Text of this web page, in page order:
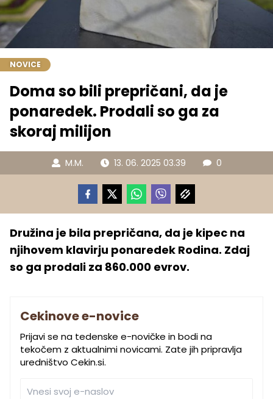
NOVICE
Doma so bili prepričani, da je
ponaredek. Prodali so ga za
skoraj milijon
M.M. 13. 06. 2025 03.39 0
Družina je bila prepričana, da je kipec na
njihovem klavirju ponaredek Rodina. Zdaj
so ga prodali za 860.000 evrov.
Cekinove e-novice
Prijavi se na tedenske e-novičke in bodi na
tekočem z aktualnimi novicami. Zate jih pripravlja
uredništvo Cekin.si.